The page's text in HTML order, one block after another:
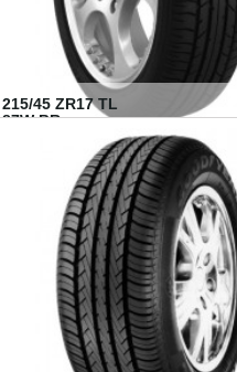
215/45 ZR17 TL
87W BR...